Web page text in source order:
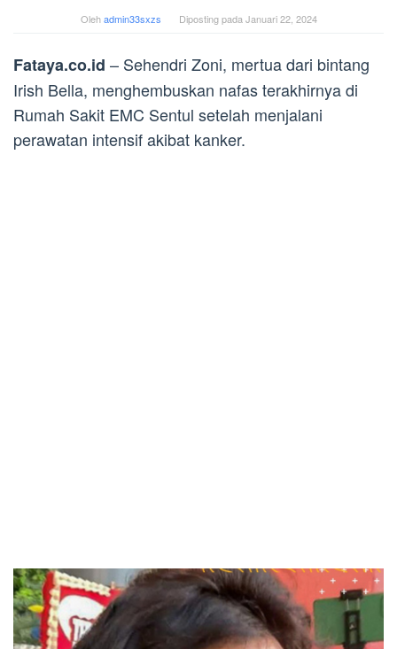
Olehadmin33sxzs Diposting pada Januari 22, 2024
Fataya.co.id – Sehendri Zoni, mertua dari bintang
Irish Bella, menghembuskan nafas terakhirnya di
Rumah Sakit EMC Sentul setelah menjalani
perawatan intensif akibat kanker.